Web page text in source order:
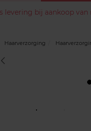
levering bij aankoop van
Haarverzorging